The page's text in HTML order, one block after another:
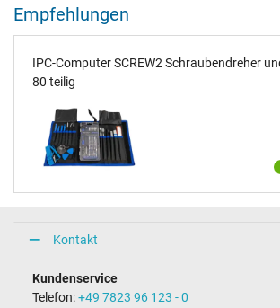
Empfehlungen
IPC-Computer SCREW2 Schraubendreher
80 teilig
Kontakt
Kundenservice
Telefon:+49 7823 96 123 - 0